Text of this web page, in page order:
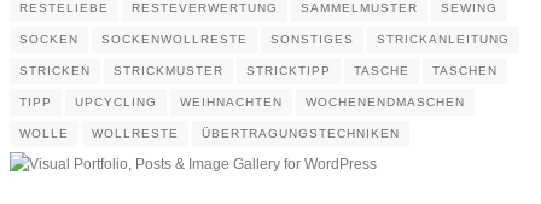
RESTELIEBE RESTEVERWERTUNG SAMMELMUSTER SEWING
SOCKEN SOCKENWOLLRESTE SONSTIGES STRICKANLEITUNG
STRICKEN STRICKMUSTER STRICKTIPP TASCHE TASCHEN
TIPP UPCYCLING WEIHNACHTEN WOCHENENDMASCHEN
WOLLE WOLLRESTE ÜBERTRAGUNGSTECHNIKEN